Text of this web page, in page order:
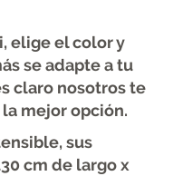
elige el color y
se adapte a tu
claro nosotros te
mejor opción.
sus
cm de largo x